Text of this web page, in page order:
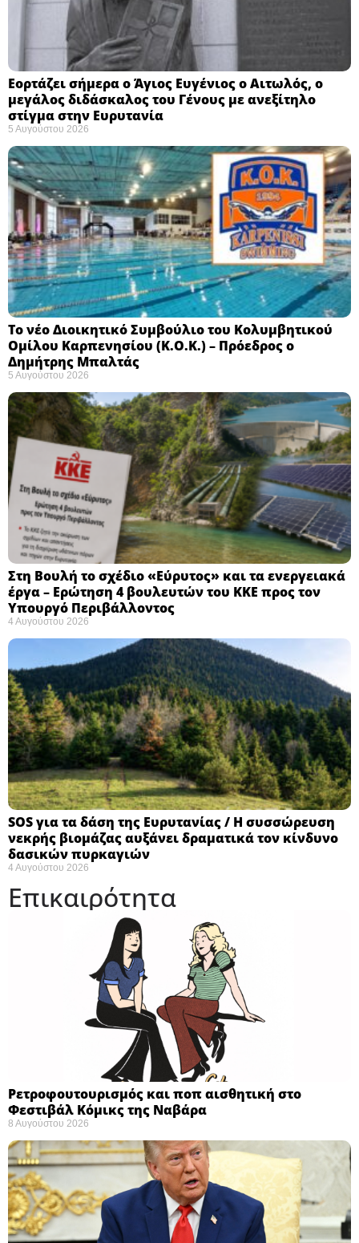
Εορτάζει σήμερα ο Άγιος Ευγένιος ο Αιτωλός, ο
μεγάλος διδάσκαλος του Γένους με ανεξίτηλο
στίγμα στην Ευρυτανία
5 Αυγούστου 2026
Το νέο Διοικητικό Συμβούλιο του Κολυμβητικού
Ομίλου Καρπενησίου (Κ.Ο.Κ.) – Πρόεδρος ο
Δημήτρης Μπαλτάς
5 Αυγούστου 2026
Στη Βουλή το σχέδιο «Εύρυτος» και τα ενεργειακά
έργα – Ερώτηση 4 βουλευτών του ΚΚΕ προς τον
Υπουργό Περιβάλλοντος
4 Αυγούστου 2026
SOS για τα δάση της Ευρυτανίας / Η συσσώρευση
νεκρής βιομάζας αυξάνει δραματικά τον κίνδυνο
δασικών πυρκαγιών
4 Αυγούστου 2026
Επικαιρότητα
Ρετροφουτουρισμός και ποπ αισθητική στο
Φεστιβάλ Κόμικς της Ναβάρα ​
8 Αυγούστου 2026